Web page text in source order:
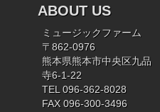
ABOUT US
ミュージックファーム
〒862-0976
熊本県熊本市中央区九品
寺6-1-22
TEL 096-362-8028
FAX 096-300-3496